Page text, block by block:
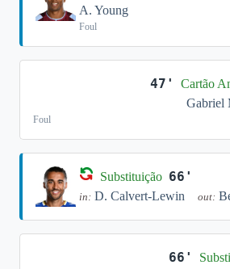
A. Young
Foul
47'
Cartão
Gabriel
Foul
Substituição 66'
in: D. Calvert-Lewin out:
66'